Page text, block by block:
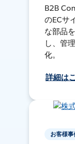
B2B
のECサ
な部品
し、管
化。
詳細は
お客様事